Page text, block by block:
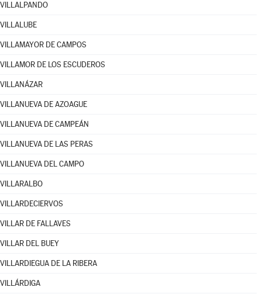
VILLALPANDO
VILLALUBE
VILLAMAYOR DE CAMPOS
VILLAMOR DE LOS ESCUDEROS
VILLANÁZAR
VILLANUEVA DE AZOAGUE
VILLANUEVA DE CAMPEÁN
VILLANUEVA DE LAS PERAS
VILLANUEVA DEL CAMPO
VILLARALBO
VILLARDECIERVOS
VILLAR DE FALLAVES
VILLAR DEL BUEY
VILLARDIEGUA DE LA RIBERA
VILLÁRDIGA